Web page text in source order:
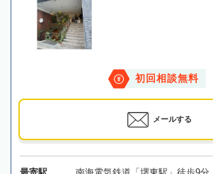
初回相談無料
メールする